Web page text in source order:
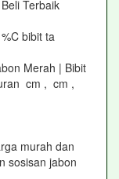
Terbaik
bibit ta
Merah | Bibit
cm , cm ,
murah dan
sosisan jabon